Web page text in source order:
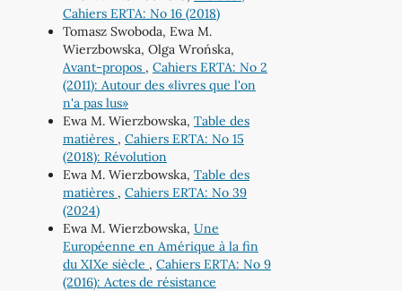
Cahiers ERTA: No 16 (2018)
Tomasz Swoboda, Ewa M.
Wierzbowska, Olga Wrońska,
Avant-propos , Cahiers ERTA: No 2
(2011): Autour des «livres que l'on
n'a pas lus»
Ewa M. Wierzbowska, Table des
matières , Cahiers ERTA: No 15
(2018): Révolution
Ewa M. Wierzbowska, Table des
matières , Cahiers ERTA: No 39
(2024)
Ewa M. Wierzbowska, Une
Européenne en Amérique à la fin
du XIXe siècle , Cahiers ERTA: No 9
(2016): Actes de résistance